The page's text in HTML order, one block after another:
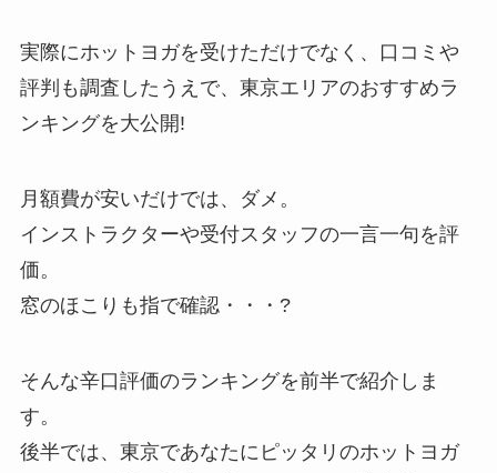
実際にホットヨガを受けただけでなく、口コミや
評判も調査したうえで、東京エリアのおすすめラ
ンキングを大公開!
月額費が安いだけでは、ダメ。
インストラクターや受付スタッフの一言一句を評
価。
窓のほこりも指で確認・・・?
そんな辛口評価のランキングを前半で紹介しま
す。
後半では、東京であなたにピッタリのホットヨガ